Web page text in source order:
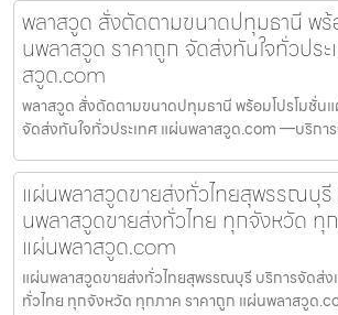
พลาสวูด สั่งตัดตามขนาดปทุมธานี พร้
นพลาสวูด ราคาถูก จัดส่งทันใจทั่วปร
สวูด.com
พลาสวูด สั่งตัดตามขนาดปทุมธานี พร้อมโปรโมชั่น
จัดส่งทันใจทั่วประเทศ แผ่นพลาสวูด.com —บริกา
แผ่นพลาสวูดขายส่งทั่วไทยสุพรรณบุ
นพลาสวูดขายส่งทั่วไทย ทุกจังหวัด ทุ
แผ่นพลาสวูด.com
แผ่นพลาสวูดขายส่งทั่วไทยสุพรรณบุรี บริการจัดส่
ทั่วไทย ทุกจังหวัด ทุกภาค ราคาถูก แผ่นพลาสวูด